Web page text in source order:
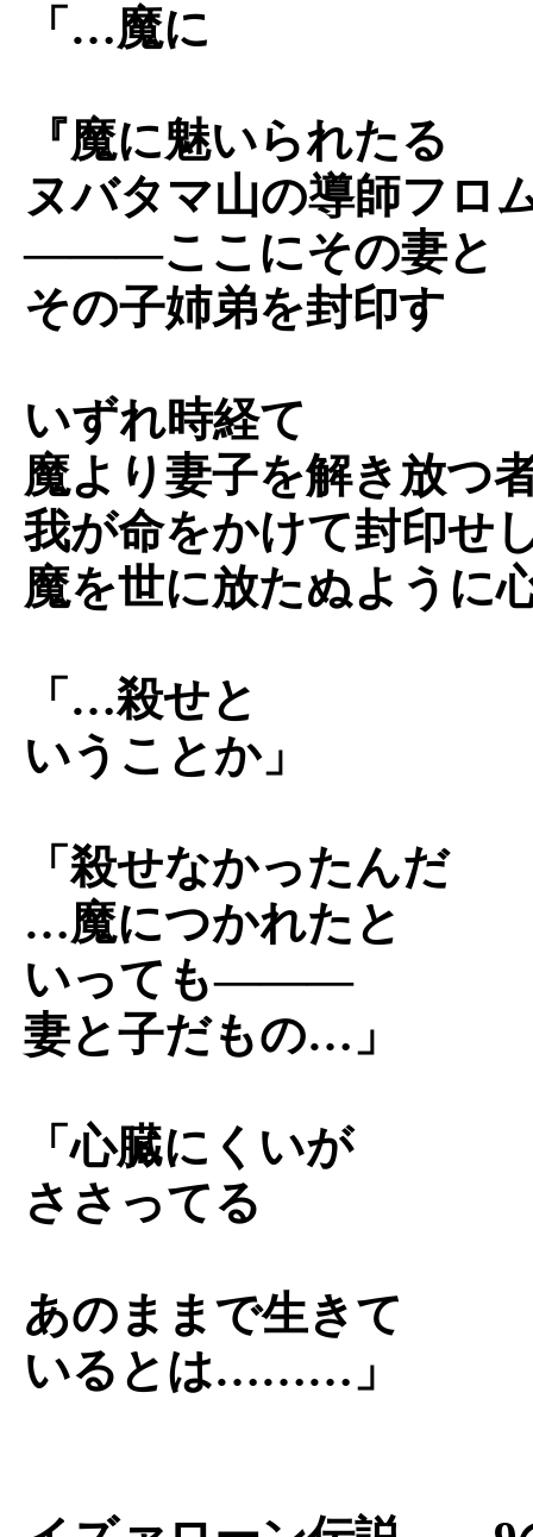
「…魔に
『魔に魅いられたる
ヌバタマ山の導師フロ
―――ここにその妻と
その子姉弟を封印す
いずれ時経て
魔より妻子を解き放つ
我が命をかけて封印せ
魔を世に放たぬように
「…殺せと
いうことか」
「殺せなかったんだ
…魔につかれたと
いっても―――
妻と子だもの…」
「心臓にくいが
ささってる
あのままで生きて
いるとは………」